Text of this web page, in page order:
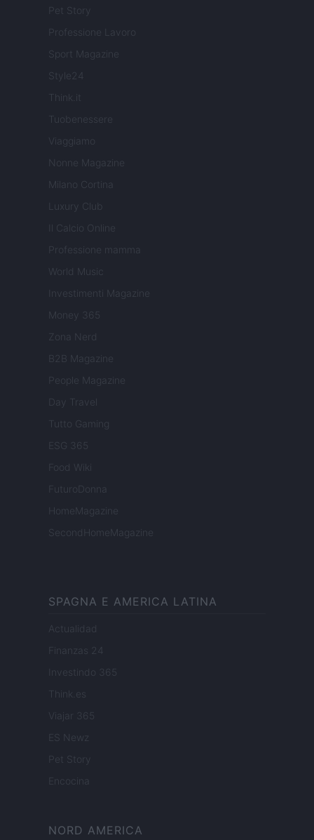
Pet Story
Professione Lavoro
Sport Magazine
Style24
Think.it
Tuobenessere
Viaggiamo
Nonne Magazine
Milano Cortina
Luxury Club
Il Calcio Online
Professione mamma
World Music
Investimenti Magazine
Money 365
Zona Nerd
B2B Magazine
People Magazine
Day Travel
Tutto Gaming
ESG 365
Food Wiki
FuturoDonna
HomeMagazine
SecondHomeMagazine
SPAGNA E AMERICA LATINA
Actualidad
Finanzas 24
Investindo 365
Think.es
Viajar 365
ES Newz
Pet Story
Encocina
NORD AMERICA